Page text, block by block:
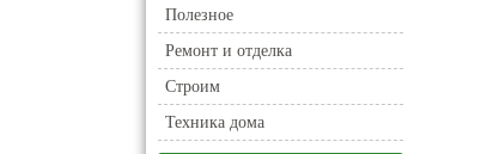
Полезное
Ремонт и отделка
Строим
Техника дома